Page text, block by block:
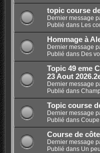
topic course
Dernier message
Publié dans Les
Hommage à
Dernier message
Publié dans Des
Topic 49 eme
23 Aout
Dernier message
Publié dans
Topic course
Dernier message
Publié dans
Course de
Dernier message
Publié dans Un